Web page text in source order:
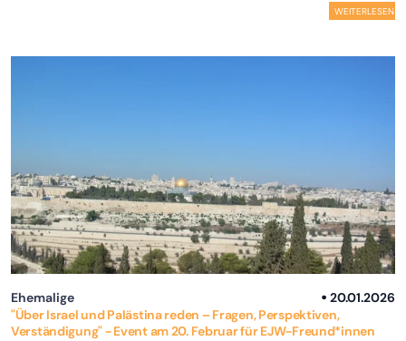
WEITERLESEN
Ehemalige
20.01.2026
"Über Israel und Palästina reden – Fragen, Perspektiven,
Verständigung" - Event am 20. Februar für EJW-Freund*innen